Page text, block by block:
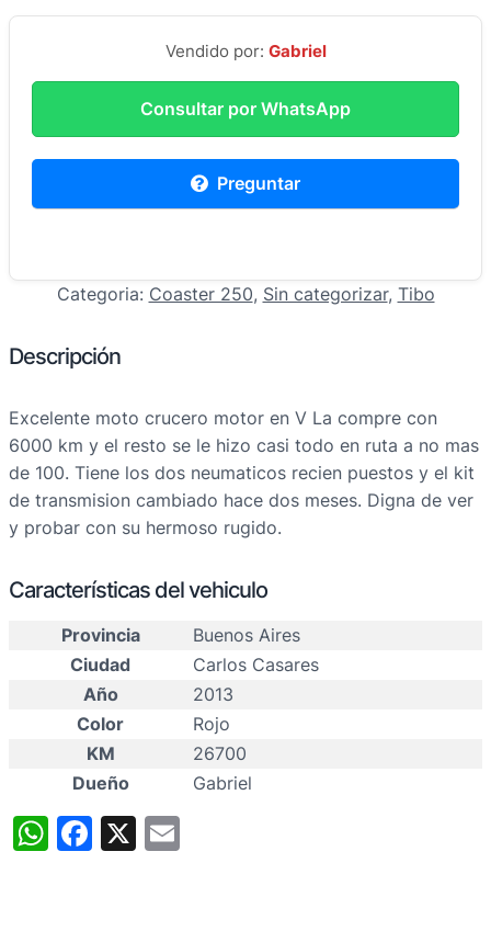
Vendido por: Gabriel
Consultar por WhatsApp
Preguntar
Categoria: Coaster 250, Sin categorizar, Tibo
Descripción
Excelente moto crucero motor en V La compre con
6000 km y el resto se le hizo casi todo en ruta a no mas
de 100. Tiene los dos neumaticos recien puestos y el kit
de transmision cambiado hace dos meses. Digna de ver
y probar con su hermoso rugido.
Características del vehiculo
Provincia
Buenos Aires
Ciudad
Carlos Casares
Año
2013
Color
Rojo
KM
26700
Dueño
Gabriel
WhatsApp
Facebook
X